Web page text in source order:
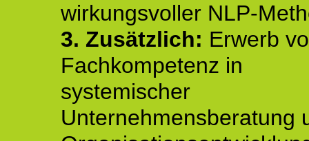
wirkungsvoller NLP-
3. Zusätzlich: Erwerb
Fachkompetenz in
systemischer
Unternehmensberatung